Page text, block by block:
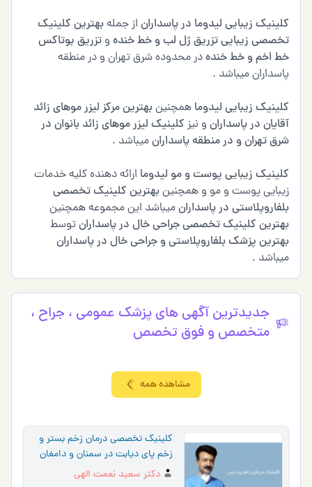
کلینیک زیبایی لیدوما در پاسداران از جملهبهترین کلینیک
تخصصی زیبایی تزریق ژل لب و خط خنده و تزریق بوتاکس
خط اخم و خط خندهدر محدوده شرق تهران و در منطقه
پاسداران میباشد .
کلینیک زیبایی لیدوما همچنینبهترین مرکز لیزر موهای زائد
آقایان در پاسداران و نیز کلینیک لیزر موهای زائد بانوان در
شرق تهران و در منطقه پاسدارانمیباشد .
کلینیک زیبایی پوست و مو لیدوما ارائه دهنده کلیه خدمات
زیبایی پوست و مو و همچنینبهترین کلینیک تخصصی
بلفاروپلاستی در پاسدارانمیباشد این مجموعه همچنین
بهترین کلینیک تخصصی جراحی خال در پاسدارانتوسط
بهترین پزشک بلفاروپلاستی و جراحی خال در پاسداران
میباشد .
جدیدترین آگهی های پزشک عمومی ، جراح ،
متخصص و فوق تخصص
مشاهده همه
کلینیک تخصصی درمان زخم بستر و
زخم پای دیابت در سمنان و دامغان
دکتر سعید نعمت الهی